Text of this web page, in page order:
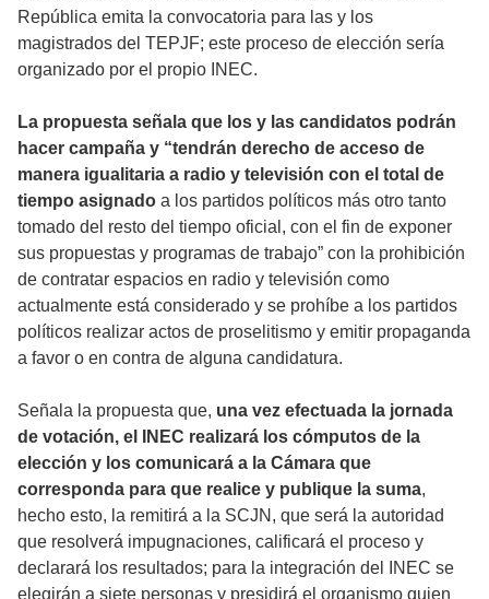
República emita la convocatoria para las y los
magistrados del TEPJF; este proceso de elección sería
organizado por el propio INEC.
La propuesta señala que los y las candidatos podrán
hacer campaña y “tendrán derecho de acceso de
manera igualitaria a radio y televisión con el total de
tiempo asignado a los partidos políticos más otro tanto
tomado del resto del tiempo oficial, con el fin de exponer
sus propuestas y programas de trabajo” con la prohibición
de contratar espacios en radio y televisión como
actualmente está considerado y se prohíbe a los partidos
políticos realizar actos de proselitismo y emitir propaganda
a favor o en contra de alguna candidatura.
Señala la propuesta que, una vez efectuada la jornada
de votación, el INEC realizará los cómputos de la
elección y los comunicará a la Cámara que
corresponda para que realice y publique la suma,
hecho esto, la remitirá a la SCJN, que será la autoridad
que resolverá impugnaciones, calificará el proceso y
declarará los resultados; para la integración del INEC se
elegirán a siete personas y presidirá el organismo quien